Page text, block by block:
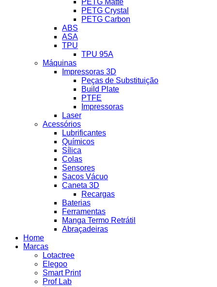
PETG Matte
PETG Crystal
PETG Carbon
ABS
ASA
TPU
TPU 95A
Máquinas
Impressoras 3D
Peças de Substituição
Build Plate
PTFE
Impressoras
Laser
Acessórios
Lubrificantes
Químicos
Sílica
Colas
Sensores
Sacos Vácuo
Caneta 3D
Recargas
Baterias
Ferramentas
Manga Termo Retrátil
Abraçadeiras
Home
Marcas
Lotactree
Elegoo
Smart Print
Prof Lab